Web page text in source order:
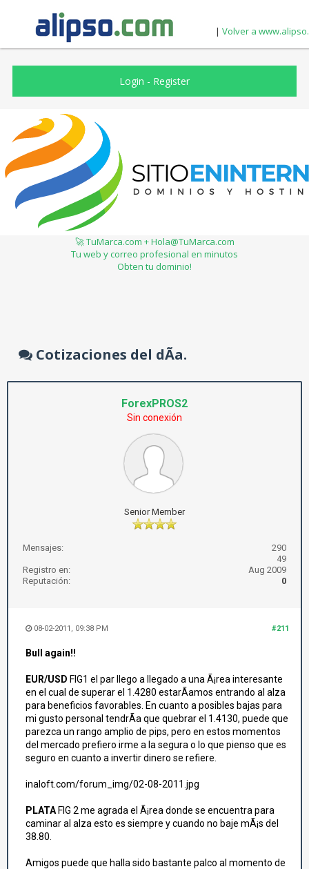
| Volver a
Login - Register
🚀 TuMarca.com + Hola@TuMarca.com
Tu web y correo profesional en minutos
Obten tu dominio!
Cotizaciones del dÃ­a.
ForexPROS2
Sin conexión
Senior Member
Mensajes:
290
49
Registro en:
Aug 2009
Reputación:
0
#211
08-02-2011, 09:38 PM
Bull again!!
EUR/USD FIG1 el par llego a llegado a una Ã¡rea interesante
en el cual de superar el 1.4280 estarÃ­amos entrando al alza
para beneficios favorables. En cuanto a posibles bajas para
mi gusto personal tendrÃ­a que quebrar el 1.4130, puede que
parezca un rango amplio de pips, pero en estos momentos
del mercado prefiero irme a la segura o lo que pienso que es
seguro en cuanto a invertir dinero se refiere.
inaloft.com/forum_img/02-08-2011.jpg
PLATA FIG 2 me agrada el Ã¡rea donde se encuentra para
caminar al alza esto es siempre y cuando no baje mÃ¡s del
38.80.
Amigos puede que halla sido bastante palco al momento de